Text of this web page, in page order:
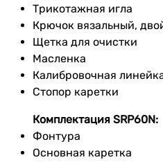
Трикотажная игла
Крючок вязальный,
Щетка для очистки
Масленка
Калибровочная
Стопор каретки
Комплектация SRP60N:
Фонтура
Основная каретка